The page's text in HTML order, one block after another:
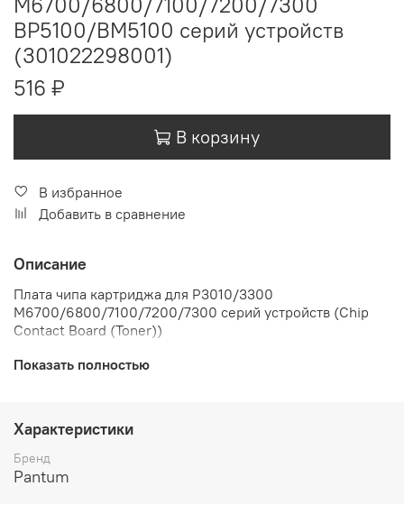
BP5100/BM5100 серий устройств
(301022298001)
516 ₽
В корзину
В избранное
Добавить в сравнение
Описание
Плата чипа картриджа для P3010/3300
M6700/6800/7100/7200/7300 серий устройств (Chip
Contact Board (Toner))
Показать полностью
Характеристики
Бренд
Pantum